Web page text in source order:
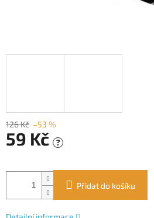
126 Kč –53 %
59 Kč ?
cena:
Přidat do košíku